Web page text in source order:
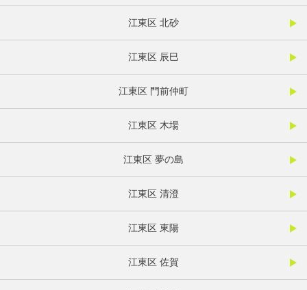
江東区 北砂
江東区 辰巳
江東区 門前仲町
江東区 木場
江東区 夢の島
江東区 清澄
江東区 東陽
江東区 佐賀